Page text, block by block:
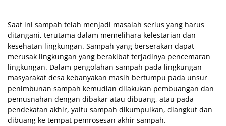
Saat ini sampah telah menjadi masalah serius yang harus
ditangani, terutama dalam memelihara kelestarian dan
kesehatan lingkungan. Sampah yang berserakan dapat
merusak lingkungan yang berakibat terjadinya pencemaran
lingkungan. Dalam pengolahan sampah pada lingkungan
masyarakat desa kebanyakan masih bertumpu pada unsur
penimbunan sampah kemudian dilakukan pembuangan dan
pemusnahan dengan dibakar atau dibuang, atau pada
pendekatan akhir, yaitu sampah dikumpulkan, diangkut dan
dibuang ke tempat pemrosesan akhir sampah.